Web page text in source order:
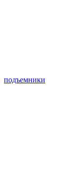
подъемники